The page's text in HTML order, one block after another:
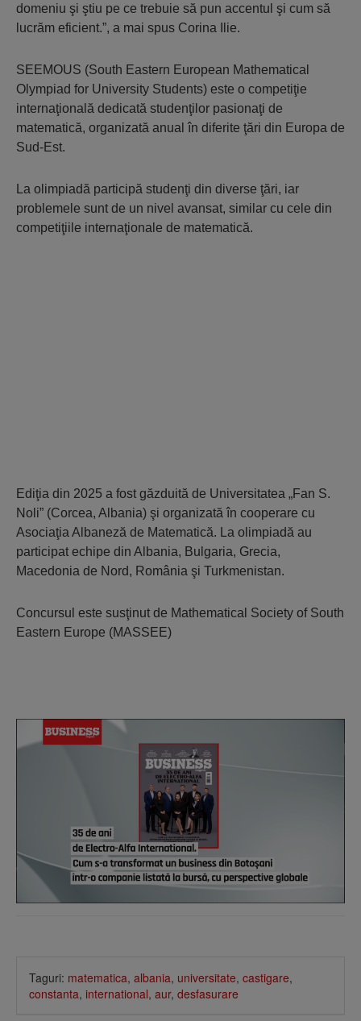
domeniu şi ştiu pe ce trebuie să pun accentul şi cum să
lucrăm eficient.”, a mai spus Corina Ilie.
SEEMOUS (South Eastern European Mathematical
Olympiad for University Students) este o competiţie
internaţională dedicată studenţilor pasionaţi de
matematică, organizată anual în diferite ţări din Europa de
Sud-Est.
La olimpiadă participă studenţi din diverse ţări, iar
problemele sunt de un nivel avansat, similar cu cele din
competiţiile internaţionale de matematică.
Ediţia din 2025 a fost găzduită de Universitatea „Fan S.
Noli” (Corcea, Albania) şi organizată în cooperare cu
Asociaţia Albaneză de Matematică. La olimpiadă au
participat echipe din Albania, Bulgaria, Grecia,
Macedonia de Nord, România şi Turkmenistan.
Concursul este susţinut de Mathematical Society of South
Eastern Europe (MASSEE)
Taguri: matematica, albania, universitate, castigare,
constanta, international, aur, desfasurare